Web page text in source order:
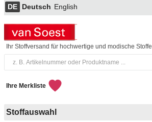
DE Deutsch English
Ihr Stoffversand für hochwertige und modische Stoffe
Ihre Merkliste
Stoffauswahl